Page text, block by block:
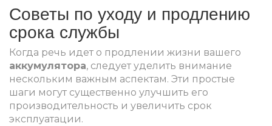
Советы по уходу и продлению
срока службы
Когда речь идет о продлении жизни вашего
аккумулятора, следует уделить внимание
нескольким важным аспектам. Эти простые
шаги могут существенно улучшить его
производительность и увеличить срок
эксплуатации.